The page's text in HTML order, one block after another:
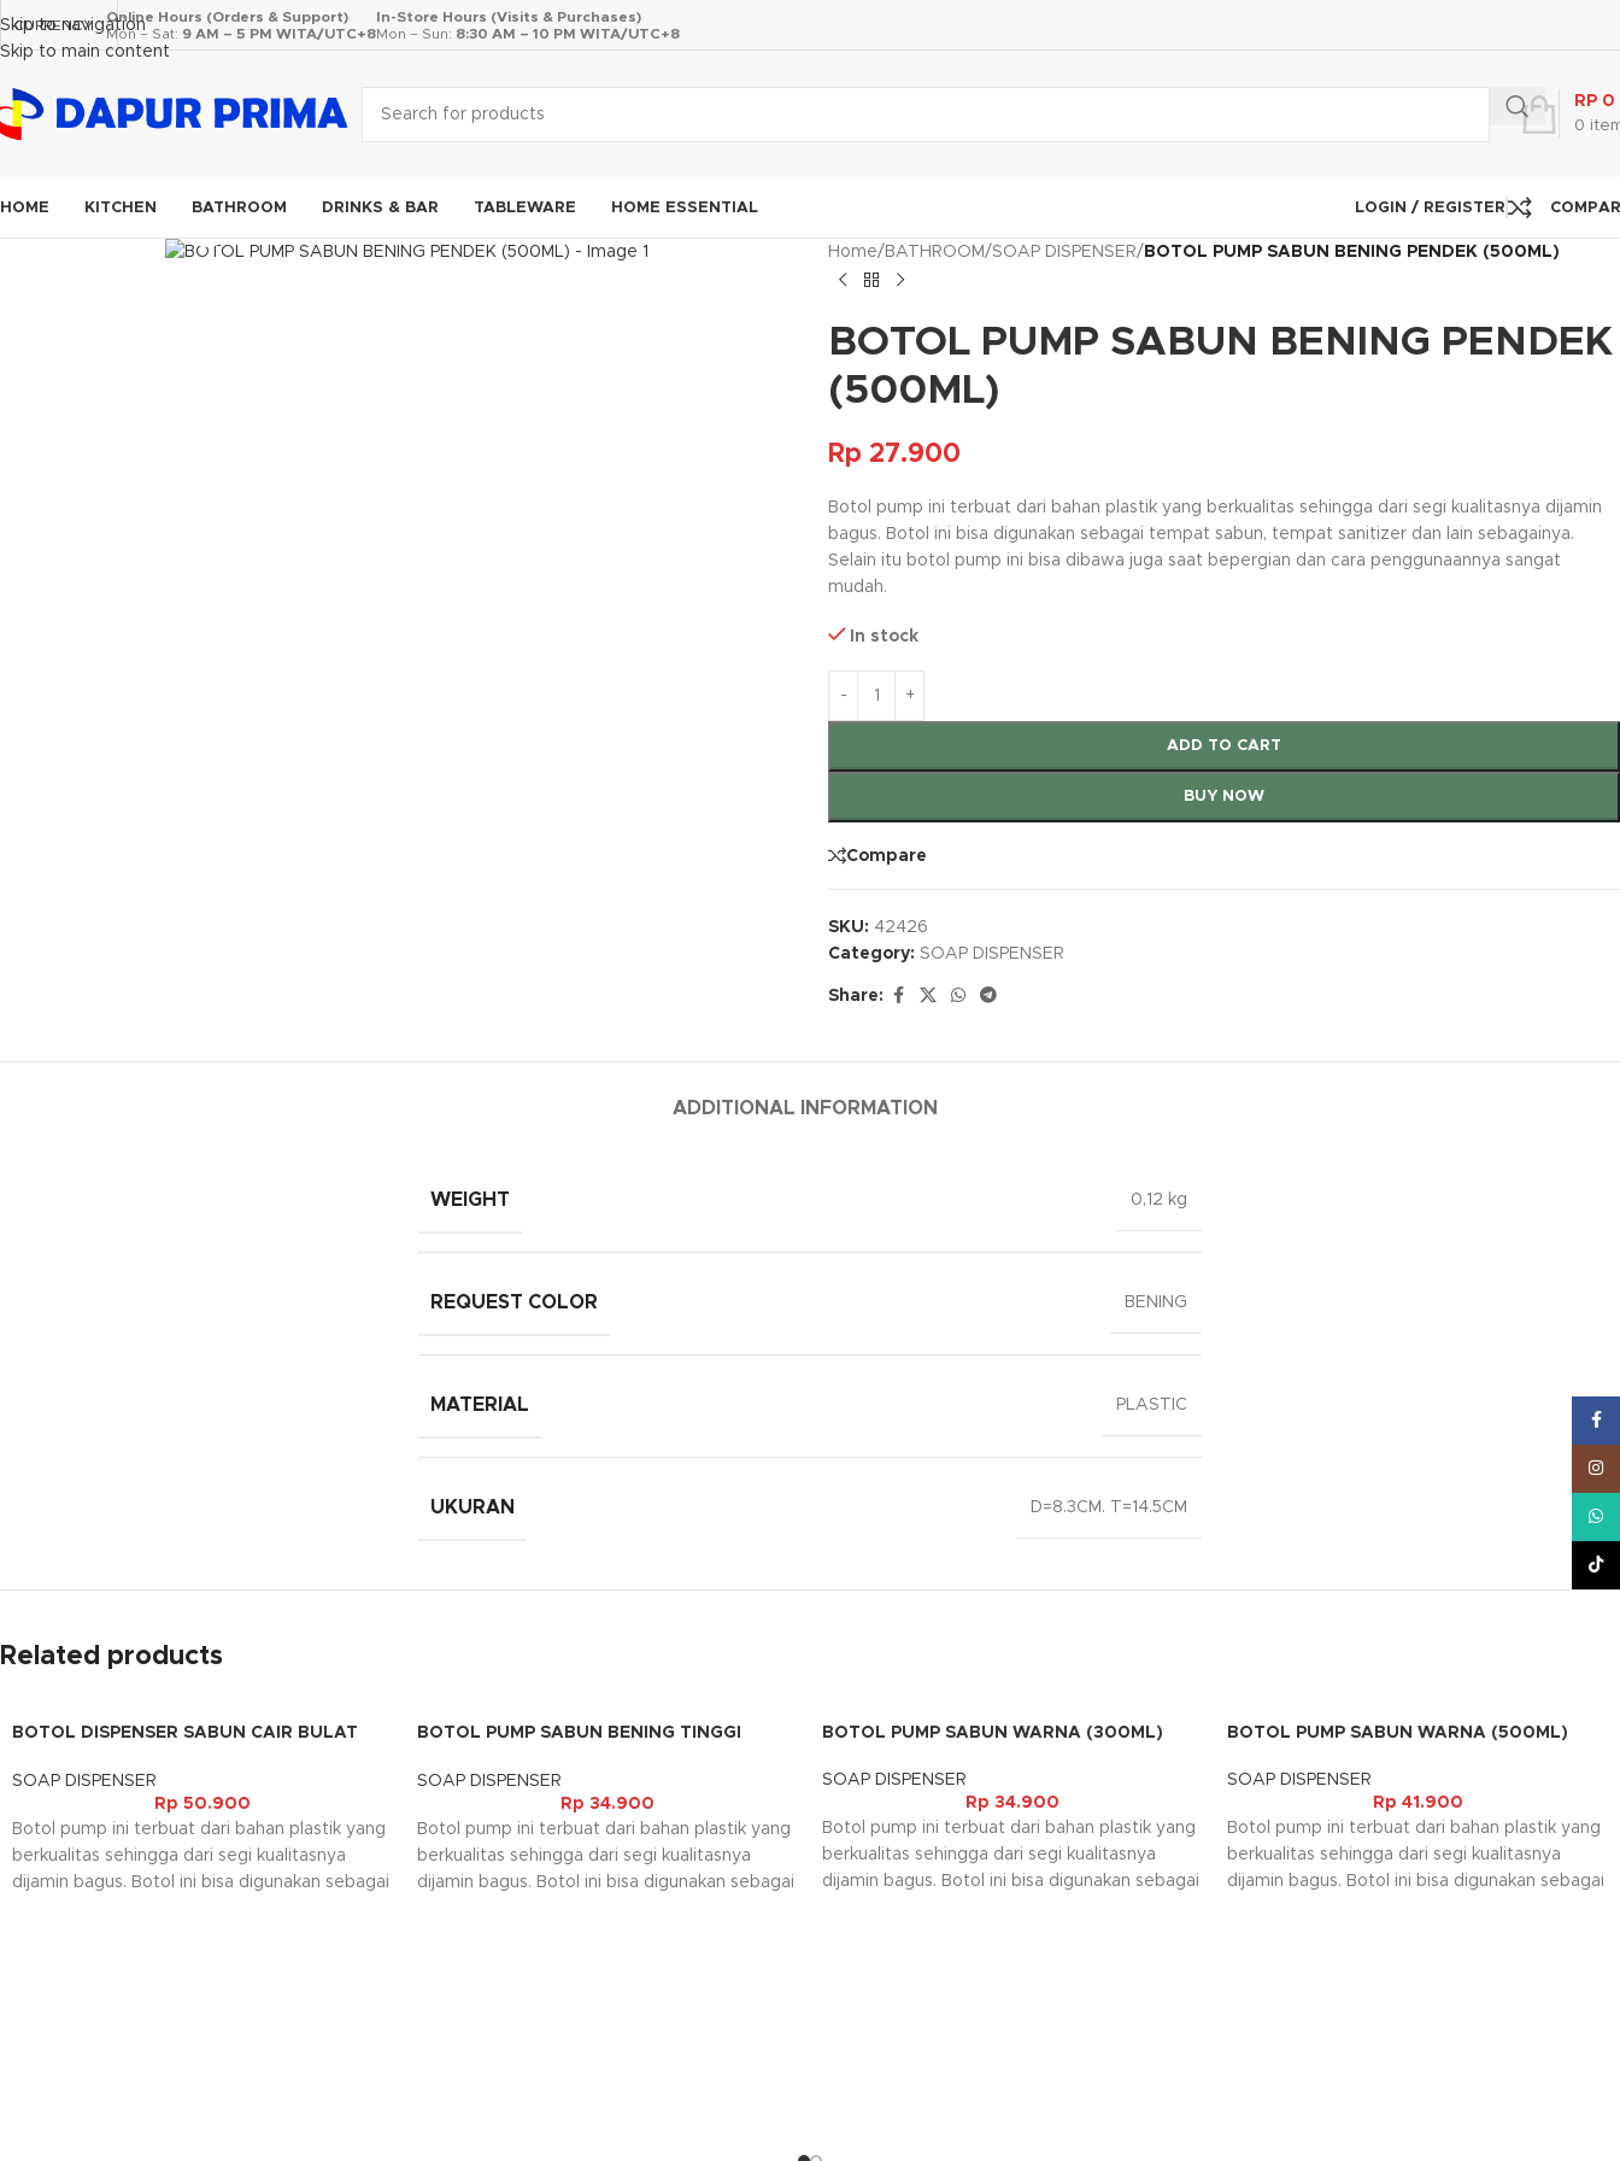
Skip to navigation
Skip to main content
CURRENCY
Online Hours (Orders & Support)
Mon – Sat: 9 AM – 5 PM WITA/UTC+8
In-Store Hours (Visits & Purchases)
Mon – Sun: 8:30 AM – 10 PM WITA/UTC+8
0
RP 0
HOME KITCHEN BATHROOM DRINKS & BAR TABLEWARE HOME ESSENTIAL LOGIN / REGISTER
Click to enlarge
Home/ BATHROOM/SOAP DISPENSER/ BOTOL PUMP SABUN BENING PENDEK (500ML)
BOTOL PUMP SABUN BENING PENDEK
(500ML)
Rp 27.900
Botol pump ini terbuat dari bahan plastik yang berkualitas sehingga dari segi kualitasnya dijamin
bagus. Botol ini bisa digunakan sebagai tempat sabun, tempat sanitizer dan lain sebagainya.
Selain itu botol pump ini bisa dibawa juga saat bepergian dan cara penggunaannya sangat
mudah.
In stock
ADD TO CART
BUY NOW
Compare
SKU: 42426
Category: SOAP DISPENSER
Share:
ADDITIONAL INFORMATION
WEIGHT 0,12 kg
REQUEST COLOR BENING
MATERIAL PLASTIC
UKURAN D=8.3CM. T=14.5CM
Related products
BOTOL DISPENSER SABUN CAIR BULAT
SOAP DISPENSER
Rp 50.900
Botol pump ini terbuat dari bahan plastik yang
berkualitas sehingga dari segi kualitasnya
dijamin bagus. Botol ini bisa digunakan sebagai
BOTOL PUMP SABUN BENING TINGGI
SOAP DISPENSER
Rp 34.900
Botol pump ini terbuat dari bahan plastik yang
berkualitas sehingga dari segi kualitasnya
dijamin bagus. Botol ini bisa digunakan sebagai
BOTOL PUMP SABUN WARNA (300ML)
SOAP DISPENSER
Rp 34.900
Botol pump ini terbuat dari bahan plastik yang
berkualitas sehingga dari segi kualitasnya
dijamin bagus. Botol ini bisa digunakan sebagai
BOTOL PUMP SABUN WARNA (500ML)
SOAP DISPENSER
Rp 41.900
Botol pump ini terbuat dari bahan plastik yang
berkualitas sehingga dari segi kualitasnya
dijamin bagus. Botol ini bisa digunakan sebagai